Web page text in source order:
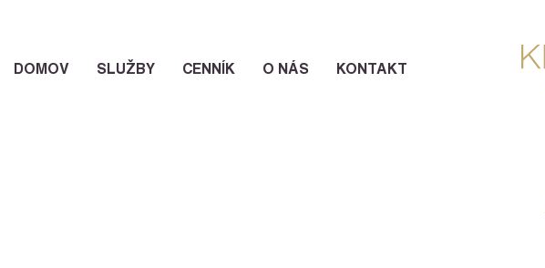
DOMOV SLUŽBY CENNÍK O NÁS KONTAKT